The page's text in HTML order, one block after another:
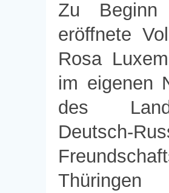
Zu Beginn
eröffnete
Rosa
im eigenen
des
Deutsch-